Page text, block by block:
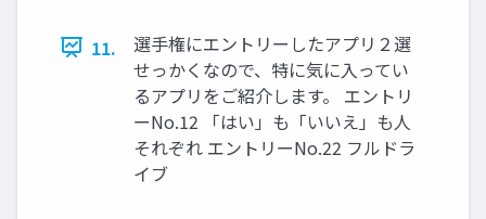
11.
選手権にエントリーしたアプリ２選
せっかくなので、特に気に入ってい
るアプリをご紹介します。 エントリ
ーNo.12 「はい」も「いいえ」も人
それぞれ エントリーNo.22 フルドラ
イブ